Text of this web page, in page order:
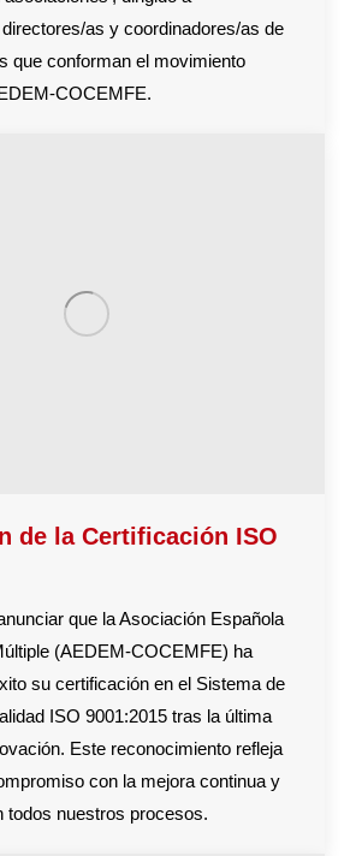
as y coordinadores/as de
que conforman el movimiento
COCEMFE.
de la Certificación ISO
que la Asociación Española
(AEDEM-COCEMFE) ha
su certificación en el Sistema de
ISO 9001:2015 tras la última
Este reconocimiento refleja
con la mejora continua y
todos nuestros procesos.